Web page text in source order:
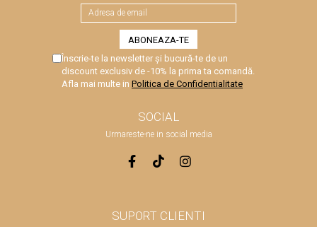
Înscrie-te la newsletter și bucură-te de un
discount exclusiv de -10% la prima ta comandă.
Afla mai multe in Politica de Confidentialitate
SOCIAL
Urmareste-ne in social media
SUPORT CLIENTI